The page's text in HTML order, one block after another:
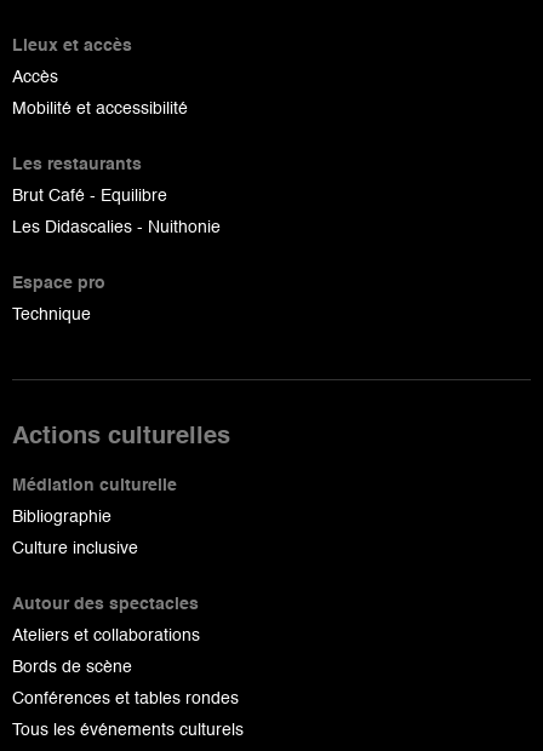
Lieux et accès
Accès
Mobilité et accessibilité
Les restaurants
Brut Café - Equilibre
Les Didascalies - Nuithonie
Espace pro
Technique
Actions culturelles
Médiation culturelle
Bibliographie
Culture inclusive
Autour des spectacles
Ateliers et collaborations
Bords de scène
Conférences et tables rondes
Tous les événements culturels